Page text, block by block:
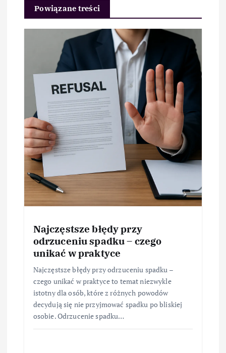
Powiązane treści
Najczęstsze błędy przy
odrzuceniu spadku – czego
unikać w praktyce
Najczęstsze błędy przy odrzuceniu spadku –
czego unikać w praktyce to temat niezwykle
istotny dla osób, które z różnych powodów
decydują się nie przyjmować spadku po bliskiej
osobie. Odrzucenie spadku…